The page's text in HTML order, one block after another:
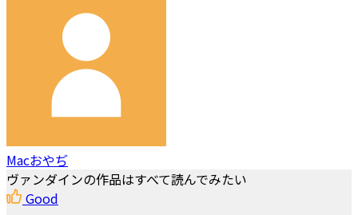
Macおやぢ
ヴァンダインの作品はすべて読んでみたい
Good